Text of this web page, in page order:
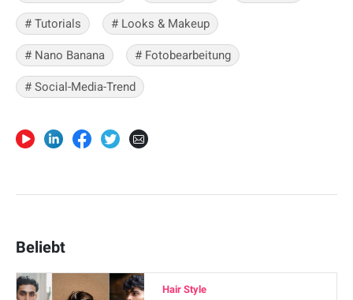
# Tutorials # Looks & Makeup
# Nano Banana # Fotobearbeitung
# Social-Media-Trend
Beliebt
Hair Style